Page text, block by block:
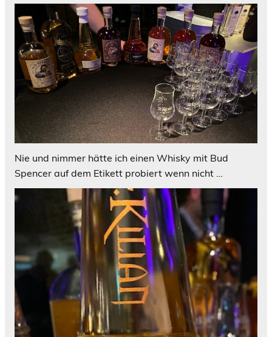
Nie und nimmer hätte ich einen Whisky mit Bud
Spencer auf dem Etikett probiert wenn nicht …